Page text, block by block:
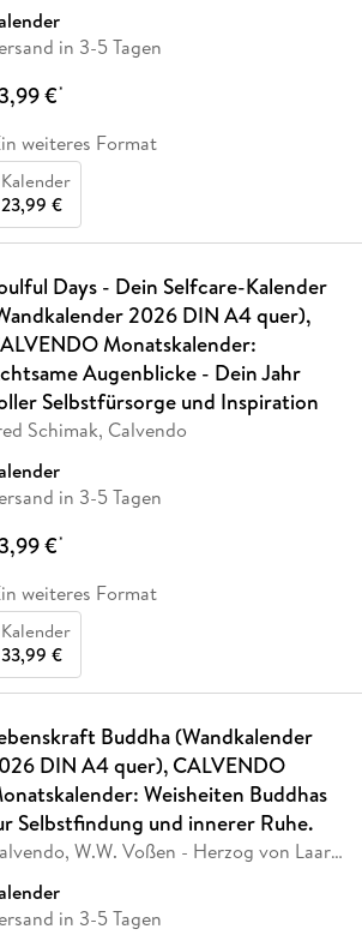
in 3-5 Tagen
€*
weiteres Format
Kalender
23,99 €
Days - Dein Selfcare-Kalender
2026 DIN A4 quer),
Monatskalender:
Augenblicke - Dein Jahr
Selbstfürsorge und Inspiration
Schimak, Calvendo
in 3-5 Tagen
€*
weiteres Format
Kalender
33,99 €
Buddha (Wandkalender
DIN A4 quer), CALVENDO
Weisheiten Buddhas
Selbstfindung und innerer Ruhe.
W.W. Voßen - Herzog von Laar
in 3-5 Tagen